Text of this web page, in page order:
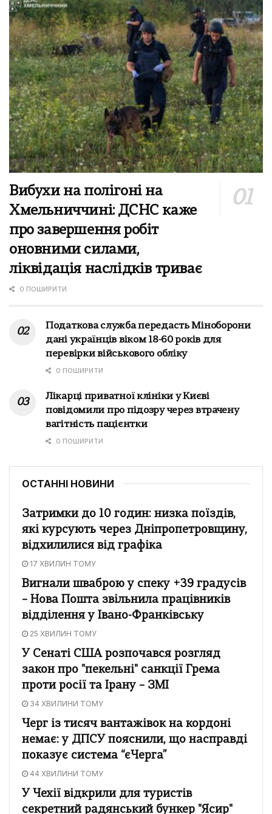
Вибухи на полігоні на
Хмельниччині: ДСНС каже
про завершення робіт
оновними силами,
ліквідація наслідків триває
0 ПОШИРИТИ
Податкова служба передасть Міноборони
дані українців віком 18-60 років для
перевірки військового обліку
0 ПОШИРИТИ
Лікарці приватної клініки у Києві
повідомили про підозру через втрачену
вагітність пацієнтки
0 ПОШИРИТИ
ОСТАННІ НОВИНИ
Затримки до 10 годин: низка поїздів,
які курсують через Дніпропетровщину,
відхилилися від графіка
17 ХВИЛИН ТОМУ
Вигнали шваброю у спеку +39 градусів
– Нова Пошта звільнила працівників
відділення у Івано-Франківську
25 ХВИЛИН ТОМУ
У Сенаті США розпочався розгляд
закон про "пекельні" санкції Грема
проти росії та Ірану – ЗМІ
34 ХВИЛИНИ ТОМУ
Черг із тисяч вантажівок на кордоні
немає: у ДПСУ пояснили, що насправді
показує система “єЧерга”
44 ХВИЛИНИ ТОМУ
У Чехії відкрили для туристів
секретний радянський бункер "Ясир"